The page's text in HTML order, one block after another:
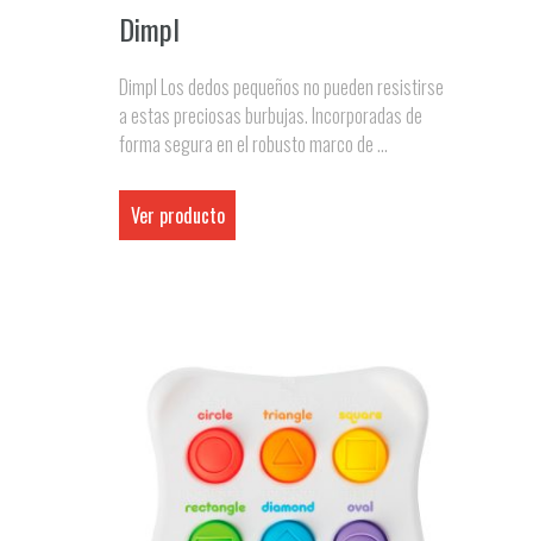
Dimpl
Dimpl Los dedos pequeños no pueden resistirse
a estas preciosas burbujas. Incorporadas de
forma segura en el robusto marco de ...
Ver producto